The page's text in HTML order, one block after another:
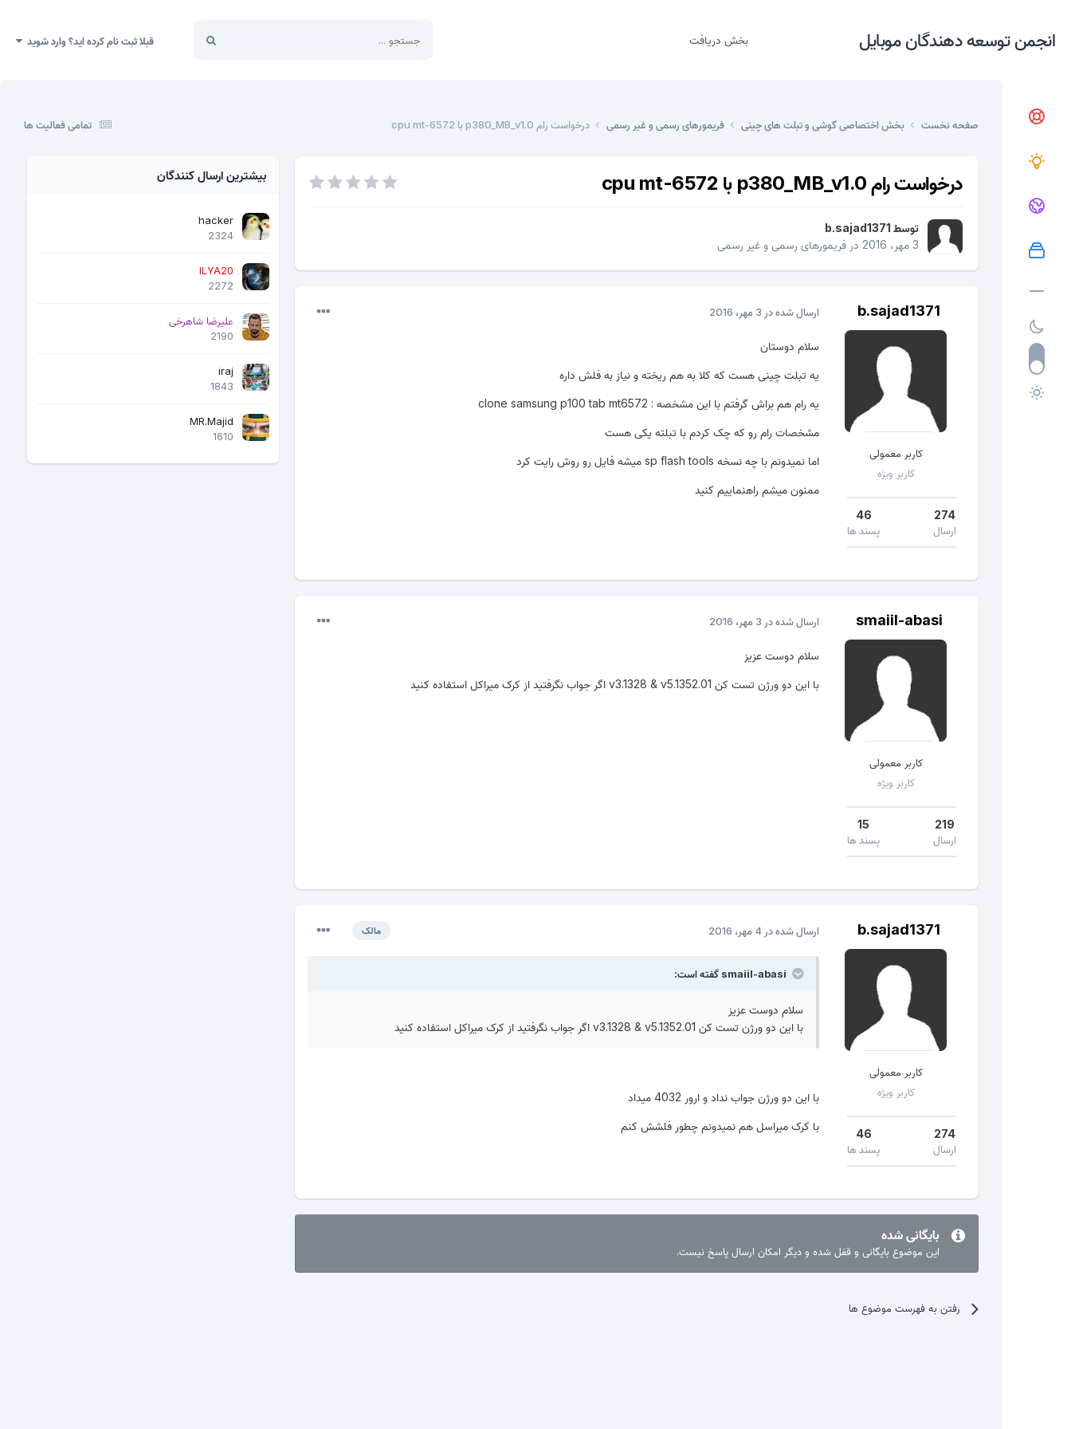
انجمن توسعه دهندگان موبایل بخش دریافت قبلا ثبت نام کرده اید؟ وارد شوید
تمامی فعالیت ها صفحه نخست بخش اختصاصی گوشی و تبلت های چینی فریمورهای رسمی و غیر رسمی درخواست رام p380_MB_v1.0 با cpu mt-6572
درخواست رام p380_MB_v1.0 با cpu mt-6572
توسط b.sajad1371
3 مهر، 2016
در فریمورهای رسمی و غیر رسمی
b.sajad1371
کاربر معمولی
کاربر ویژه
274
ارسال
46
پسند ها
ارسال شده در 3 مهر، 2016
سلام دوستان
یه تبلت چینی هست که کلا به هم ریخته و نیاز به فلش داره
یه رام هم براش گرفتم با این مشخصه : clone samsung p100 tab mt6572
مشخصات رام رو که چک کردم با تبلته یکی هست
اما نمیدونم با چه نسخه sp flash tools میشه فایل رو روش رایت کرد
ممنون میشم راهنماییم کنید
smaiil-abasi
کاربر معمولی
کاربر ویژه
219
ارسال
15
پسند ها
ارسال شده در 3 مهر، 2016
سلام دوست عزیز
با این دو ورژن تست کن v3.1328 & v5.1352.01 اگر جواب نگرفتید از کرک میراکل استفاده کنید
b.sajad1371
کاربر معمولی
کاربر ویژه
274
ارسال
46
پسند ها
مالک ارسال شده در 4 مهر، 2016
سلام دوست عزیز
با این دو ورژن تست کن v3.1328 & v5.1352.01 اگر جواب نگرفتید از کرک میراکل استفاده کنید
با این دو ورژن جواب نداد و ارور 4032 میداد
با کرک میراسل هم نمیدونم چطور فلشش کنم
بایگانی شده
این موضوع بایگانی و قفل شده و دیگر امکان ارسال پاسخ نیست.
رفتن به فهرست موضوع ها
بیشترین ارسال کنندگان
hacker
2324
ILYA20
2272
علیرضا شاهرخی
2190
iraj
1843
MR.Majid
1610